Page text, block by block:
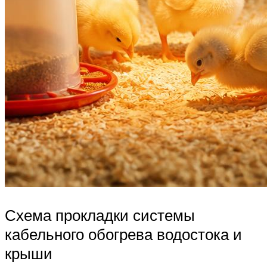
Схема прокладки системы
кабельного обогрева водостока и
крыши